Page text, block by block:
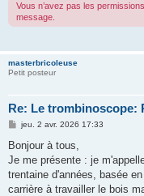
Vous n’avez pas les
message.
masterbricoleuse
Petit posteur
Re: Le trombinoscope:
M
s
a
g
jeu. 2 avr. 2026 17:33
Bonjour à tous,
Je me présente : je
trentaine d'années, basée
carrière à travailler le bois